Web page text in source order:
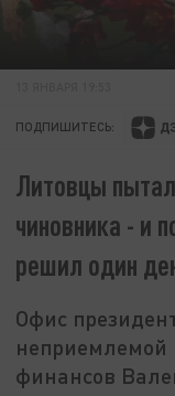
ПОДПИШИТЕСЬ:
Литовцы
чиновника - и
решил один
Офис
неприемлемой
финансов